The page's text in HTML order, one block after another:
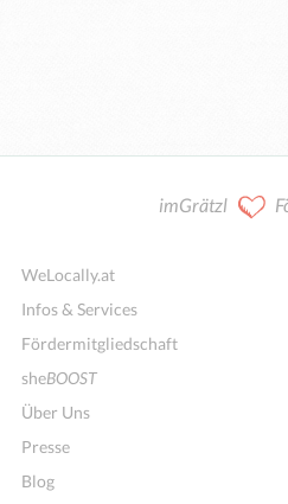
imGrätzl
WeLocally.at
Infos & Services
Fördermitgliedschaft
sheBOOST
Über Uns
Presse
Blog